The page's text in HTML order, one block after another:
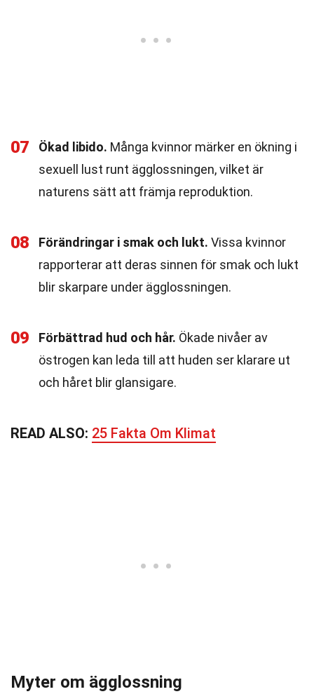
07 Ökad libido. Många kvinnor märker en ökning i
sexuell lust runt ägglossningen, vilket är
naturens sätt att främja reproduktion.
08 Förändringar i smak och lukt. Vissa kvinnor
rapporterar att deras sinnen för smak och lukt
blir skarpare under ägglossningen.
09 Förbättrad hud och hår. Ökade nivåer av
östrogen kan leda till att huden ser klarare ut
och håret blir glansigare.
READ ALSO: 25 Fakta Om Klimat
Myter om ägglossning